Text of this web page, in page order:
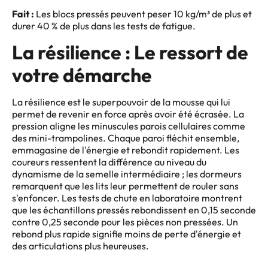
Fait : Les blocs pressés peuvent peser 10 kg/m³ de plus et
durer 40 % de plus dans les tests de fatigue.
La résilience : Le ressort de
votre démarche
La résilience est le superpouvoir de la mousse qui lui
permet de revenir en force après avoir été écrasée. La
pression aligne les minuscules parois cellulaires comme
des mini-trampolines. Chaque paroi fléchit ensemble,
emmagasine de l'énergie et rebondit rapidement. Les
coureurs ressentent la différence au niveau du
dynamisme de la semelle intermédiaire ; les dormeurs
remarquent que les lits leur permettent de rouler sans
s'enfoncer. Les tests de chute en laboratoire montrent
que les échantillons pressés rebondissent en 0,15 seconde
contre 0,25 seconde pour les pièces non pressées. Un
rebond plus rapide signifie moins de perte d'énergie et
des articulations plus heureuses.